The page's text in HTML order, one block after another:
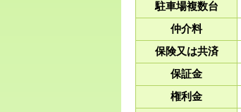
駐車場複数台
仲介料
保険又は共済
保証金
権利金